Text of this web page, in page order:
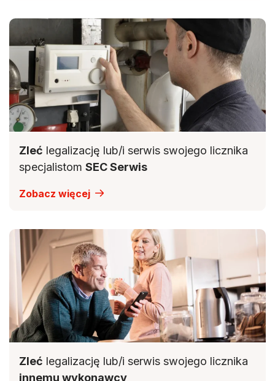
Zleć legalizację lub/i serwis swojego licznika
specjalistom SEC Serwis
Zobacz więcej
Zleć legalizację lub/i serwis swojego licznika
innemu wykonawcy